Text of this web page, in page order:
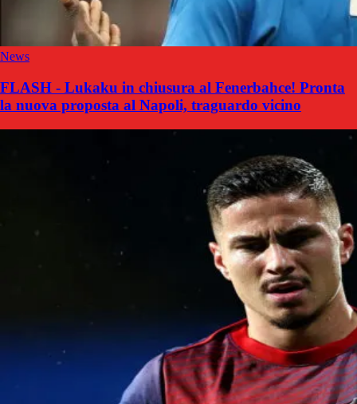
News
FLASH - Lukaku in chiusura al Fenerbahce! Pronta
la nuova proposta al Napoli, traguardo vicino